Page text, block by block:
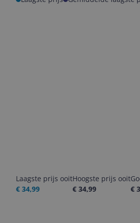
Laagste prijs ooit
€ 34,99
Hoogste prijs ooit
€ 34,99
€